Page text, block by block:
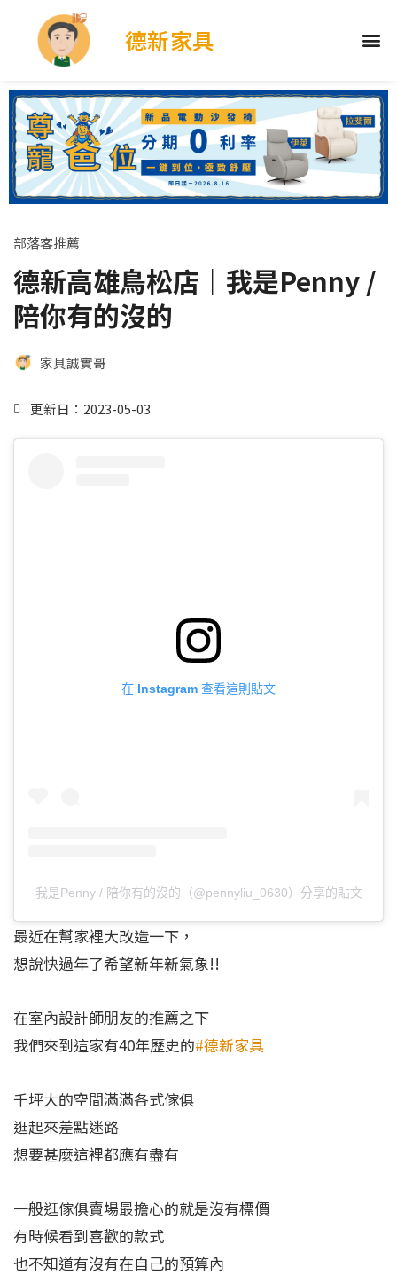
德新家具
部落客推薦
德新高雄鳥松店｜我是Penny /
陪你有的沒的
家具誠實哥
更新日：2023-05-03
在 Instagram 查看這則貼文
我是Penny / 陪你有的沒的（@pennyliu_0630）分享的貼文
最近在幫家裡大改造一下，
想說快過年了希望新年新氣象!!
在室內設計師朋友的推薦之下
我們來到這家有40年歷史的#德新家具
千坪大的空間滿滿各式傢俱
逛起來差點迷路
想要甚麼這裡都應有盡有
一般逛傢俱賣場最擔心的就是沒有標價
有時候看到喜歡的款式
也不知道有沒有在自己的預算內